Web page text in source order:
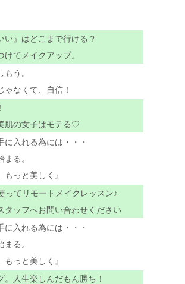
い』はどこまで行ける？
けてメイクアップ。
う。
ゃなくて、自信！
肌の女子はモテる♡
に入れる為には・・・
る。
もっと美しく』
ってリモートメイクレッスン♪
タッフへお問い合わせください
に入れる為には・・・
る。
もっと美しく』
。人生楽しんだもん勝ち！